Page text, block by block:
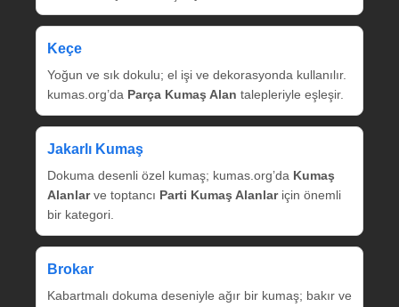
Keçe
Yoğun ve sık dokulu; el işi ve dekorasyonda kullanılır.
kumas.org’da Parça Kumaş Alan talepleriyle eşleşir.
Jakarlı Kumaş
Dokuma desenli özel kumaş; kumas.org’da Kumaş
Alanlarve toptancı Parti Kumaş Alanlariçin önemli
bir kategori.
Brokar
Kabartmalı dokuma deseniyle ağır bir kumaş; bakır ve